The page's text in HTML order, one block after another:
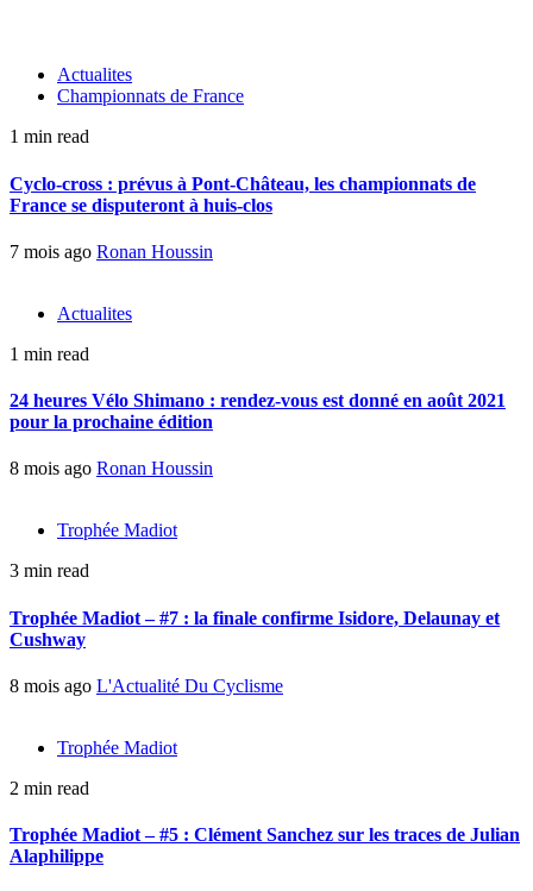
Actualites
Championnats de France
1 min read
Cyclo-cross : prévus à Pont-Château, les championnats de
France se disputeront à huis-clos
7 mois ago Ronan Houssin
Actualites
1 min read
24 heures Vélo Shimano : rendez-vous est donné en août 2021
pour la prochaine édition
8 mois ago Ronan Houssin
Trophée Madiot
3 min read
Trophée Madiot – #7 : la finale confirme Isidore, Delaunay et
Cushway
8 mois ago L'Actualité Du Cyclisme
Trophée Madiot
2 min read
Trophée Madiot – #5 : Clément Sanchez sur les traces de Julian
Alaphilippe